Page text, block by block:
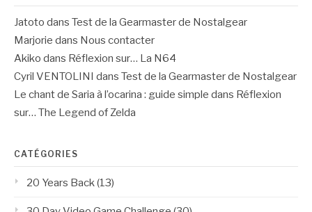
Jatoto dans Test de la Gearmaster de Nostalgear
Marjorie dans Nous contacter
Akiko dans Réflexion sur… La N64
Cyril VENTOLINI dans Test de la Gearmaster de Nostalgear
Le chant de Saria à l’ocarina : guide simple dans Réflexion
sur… The Legend of Zelda
CATÉGORIES
20 Years Back(13)